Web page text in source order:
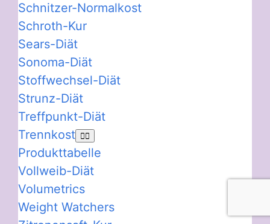
Schnitzer-Normalkost
Schroth-Kur
Sears-Diät
Sonoma-Diät
Stoffwechsel-Diät
Strunz-Diät
Treffpunkt-Diät
Trennkost
Produkttabelle
Vollweib-Diät
Volumetrics
Weight Watchers